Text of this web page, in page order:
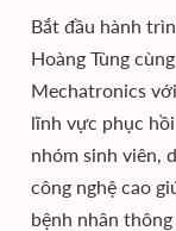
Bắt đầu hành
Hoàng Tùng
Mechatronics
lĩnh vực phục
nhóm sinh viên,
công nghệ cao
bệnh nhân